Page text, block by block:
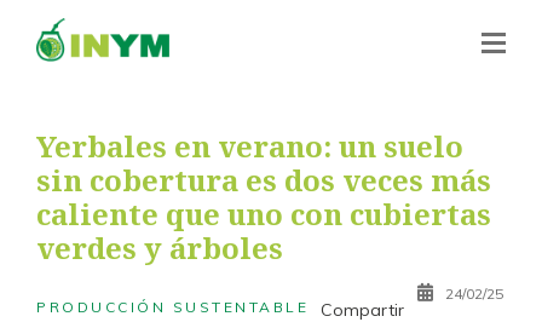
Yerbales en verano: un suelo
sin cobertura es dos veces más
caliente que uno con cubiertas
verdes y árboles
24/02/25
PRODUCCIÓN SUSTENTABLE
Compartir